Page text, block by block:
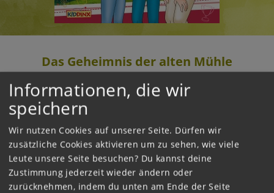
Das Geheimnis der alten Mühle
2017
Bibi, Tina und Alexander trainieren heimlich
mit ihren Pferden an der Alten Mühle, denn sie
wollen in einer Show auf der Rotenbrunner
Pferdemesse auftreten und damit alle
überraschen. Während einer Pause finden sie
im Innern der Mühle ein altes Pergament.
Informationen, die wir
speichern
Wir nutzen Cookies auf unserer Seite. Dürfen wir
zusätzliche Cookies aktivieren um zu sehen, wie viele
Leute unsere Seite besuchen? Du kannst deine
Zustimmung jederzeit wieder ändern oder
zurücknehmen, indem du unten am Ende der Seite